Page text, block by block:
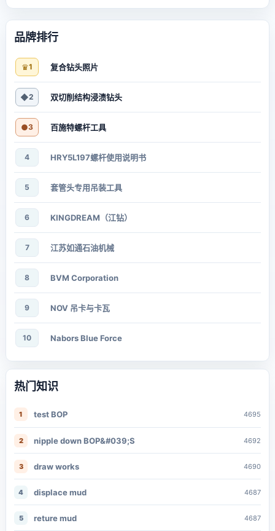
品牌排行
♛1 复合钻头照片
◆2 双切削结构浸渍钻头
●3 百施特螺杆工具
4 HRY5L197螺杆使用说明书
5 套管头专用吊装工具
6 KINGDREAM（江钻）
7 江苏如通石油机械
8 BVM Corporation
9 NOV 吊卡与卡瓦
10 Nabors Blue Force
热门知识
1 test BOP 4695
2 nipple down BOP&#039;S 4692
3 draw works 4690
4 displace mud 4687
5 reture mud 4687